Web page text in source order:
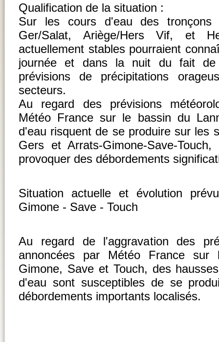
Qualification de la situation :
Sur les cours d'eau des tronçons
Ger/Salat, Ariège/Hers Vif, et
actuellement stables pourraient
journée et dans la nuit du fait
prévisions de précipitations
secteurs.
Au regard des prévisions
Météo France sur le bassin du
d'eau risquent de se produire sur les
Gers et Arrats-Gimone-Save-
provoquer des débordements
Situation actuelle et évolution
Gimone - Save - Touch
Au regard de l'aggravation des
annoncées par Météo France sur
Gimone, Save et Touch, des
d'eau sont susceptibles de se
débordements importants localisés.